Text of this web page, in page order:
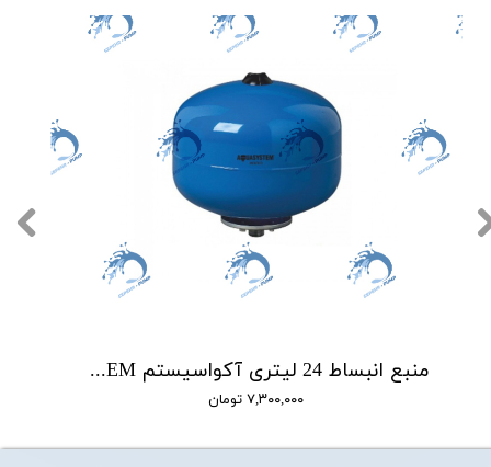
منبع انبساط 24 لیتری آکواسیستم AQUA SISTEM
۷,۳۰۰,۰۰۰ تومان